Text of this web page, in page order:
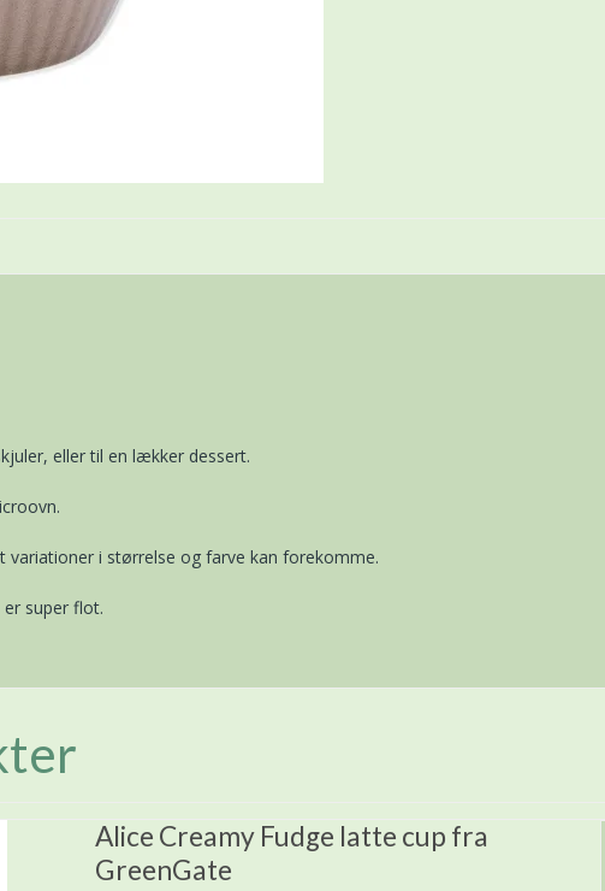
eller til en lækker dessert.
i størrelse og farve kan forekomme.
super flot.
Alice Creamy Fudge latte cup fra
GreenGate